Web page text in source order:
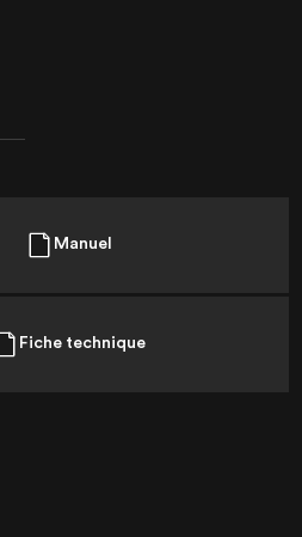
France
Manuel
Fiche technique